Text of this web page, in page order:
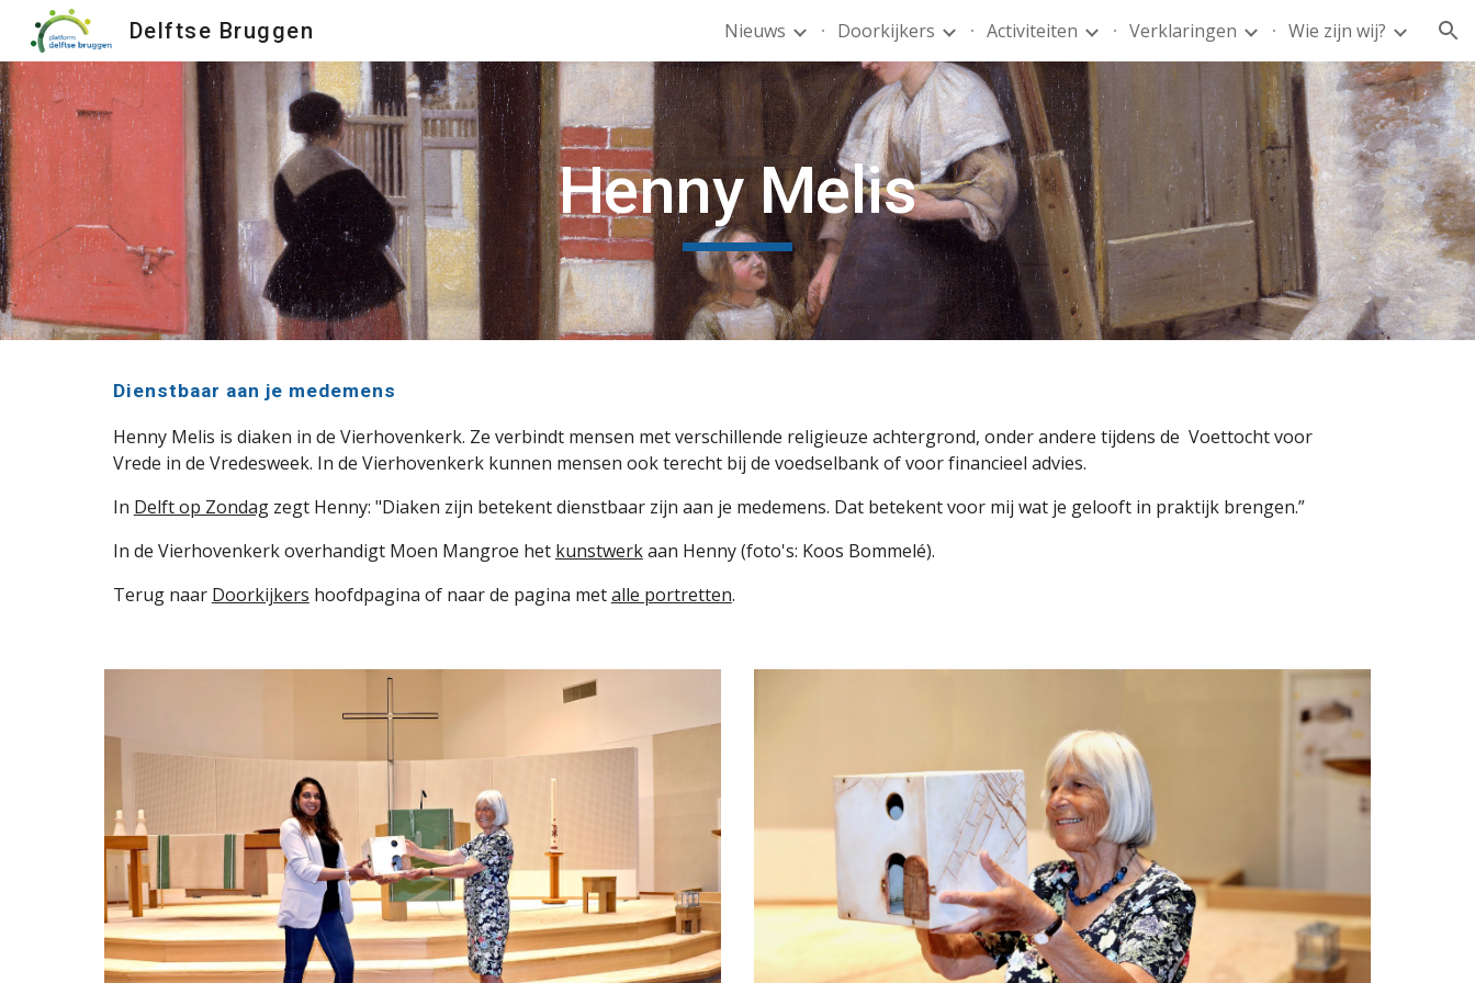
Skip to navigation
Delftse Bruggen Nieuws Doorkijkers Activiteiten Verklaringen Wie zijn wij?
Henny Melis
Dienstbaar aan je medemens
Henny Melis is diaken in de Vierhovenkerk. Ze verbindt mensen met verschillende religieuze achtergrond, onder andere tijdens de  Voettocht voor
Vrede in de Vredesweek. In de Vierhovenkerk kunnen mensen ook terecht bij de voedselbank of voor financieel advies.
In Delft op Zondag zegt Henny: "Diaken zijn betekent dienstbaar zijn aan je medemens. Dat betekent voor mij wat je gelooft in praktijk brengen.”
In de Vierhovenkerk overhandigt Moen Mangroe het kunstwerkaan Henny (foto's: Koos Bommelé).
Terug naar Doorkijkers hoofdpagina of naar de pagina met alle portretten.